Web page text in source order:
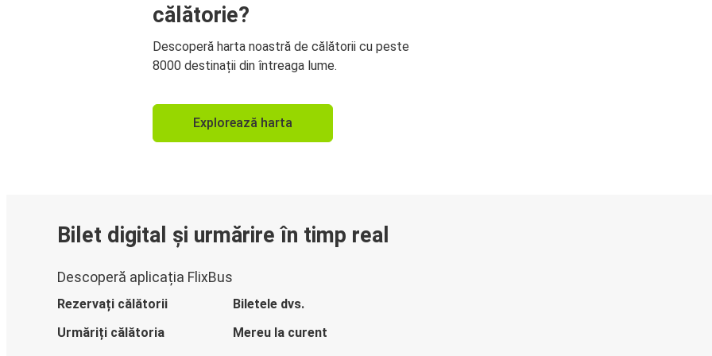
călătorie?
Descoperă harta noastră de călătorii cu peste
8000 destinații din întreaga lume.
Explorează harta
Bilet digital și urmărire în timp real
Descoperă aplicația FlixBus
Rezervați călătorii
Biletele dvs.
Urmăriți călătoria
Mereu la curent